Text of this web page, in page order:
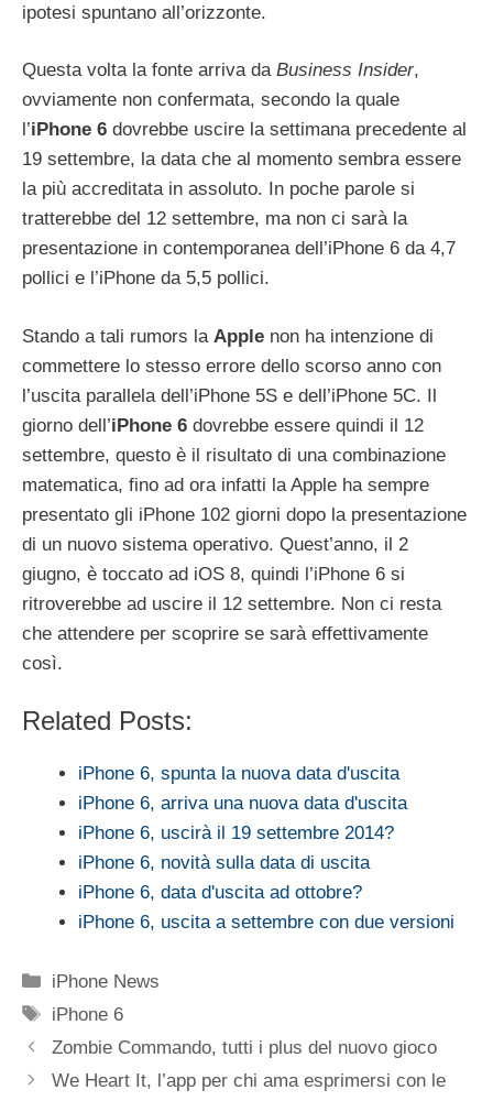
ipotesi spuntano all’orizzonte.
Questa volta la fonte arriva da Business Insider,
ovviamente non confermata, secondo la quale
l’iPhone 6 dovrebbe uscire la settimana precedente al
19 settembre, la data che al momento sembra essere
la più accreditata in assoluto. In poche parole si
tratterebbe del 12 settembre, ma non ci sarà la
presentazione in contemporanea dell’iPhone 6 da 4,7
pollici e l’iPhone da 5,5 pollici.
Stando a tali rumors la Apple non ha intenzione di
commettere lo stesso errore dello scorso anno con
l’uscita parallela dell’iPhone 5S e dell’iPhone 5C. Il
giorno dell’iPhone 6 dovrebbe essere quindi il 12
settembre, questo è il risultato di una combinazione
matematica, fino ad ora infatti la Apple ha sempre
presentato gli iPhone 102 giorni dopo la presentazione
di un nuovo sistema operativo. Quest’anno, il 2
giugno, è toccato ad iOS 8, quindi l’iPhone 6 si
ritroverebbe ad uscire il 12 settembre. Non ci resta
che attendere per scoprire se sarà effettivamente
così.
Related Posts:
iPhone 6, spunta la nuova data d'uscita
iPhone 6, arriva una nuova data d'uscita
iPhone 6, uscirà il 19 settembre 2014?
iPhone 6, novità sulla data di uscita
iPhone 6, data d'uscita ad ottobre?
iPhone 6, uscita a settembre con due versioni
Categorie
iPhone News
Tag
iPhone 6
Zombie Commando, tutti i plus del nuovo gioco
We Heart It, l’app per chi ama esprimersi con le